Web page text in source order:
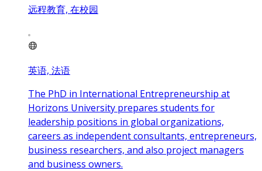
远程教育, 在校园
英语, 法语
The PhD in International Entrepreneurship at
Horizons University prepares students for
leadership positions in global organizations,
careers as independent consultants, entrepreneurs,
business researchers, and also project managers
and business owners.